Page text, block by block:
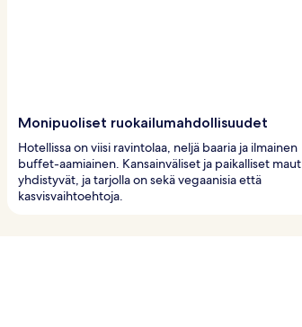
Monipuoliset ruokailumahdollisuudet
Hotellissa on viisi ravintolaa, neljä baaria ja ilmainen
buffet-aamiainen. Kansainväliset ja paikalliset maut
yhdistyvät, ja tarjolla on sekä vegaanisia että
kasvisvaihtoehtoja.